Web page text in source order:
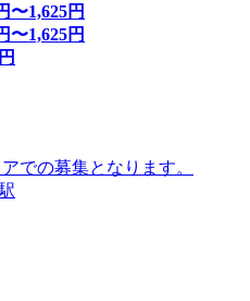
〜1,625円
〜1,625円
円
での募集となります。